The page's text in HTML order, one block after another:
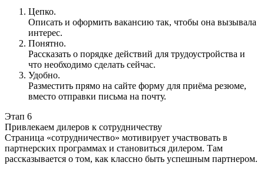
Цепко.
Описать и оформить вакансию так, чтобы она вызывала
интерес.
Понятно.
Рассказать о порядке действий для трудоустройства и
что необходимо сделать сейчас.
Удобно.
Разместить прямо на сайте форму для приёма резюме,
вместо отправки письма на почту.
Этап 6
Привлекаем дилеров к сотрудничеству
Страница «сотрудничество» мотивирует участвовать в
партнерских программах и становиться дилером. Там
рассказывается о том, как классно быть успешным партнером.